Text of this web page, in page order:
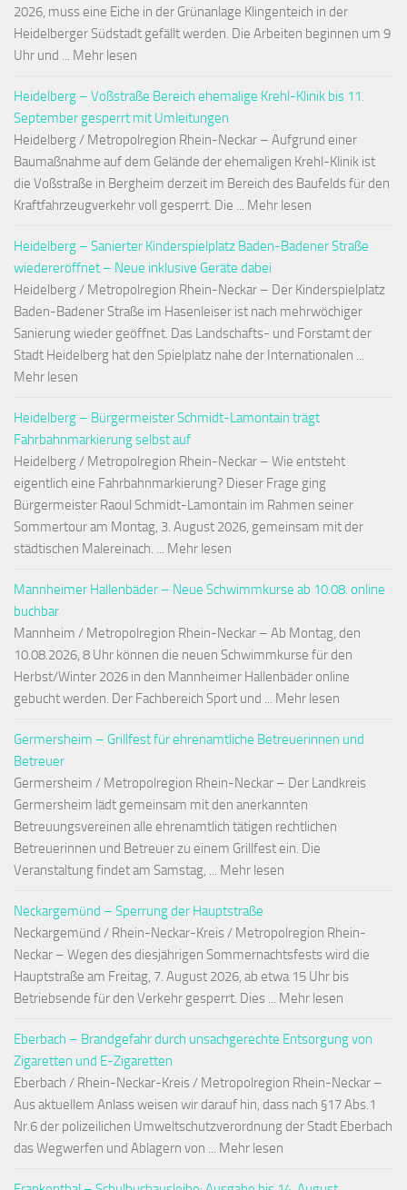
2026, muss eine Eiche in der Grünanlage Klingenteich in der
Heidelberger Südstadt gefällt werden. Die Arbeiten beginnen um 9
Uhr und ... Mehr lesen
Heidelberg – Voßstraße Bereich ehemalige Krehl-Klinik bis 11.
September gesperrt mit Umleitungen
Heidelberg / Metropolregion Rhein-Neckar – Aufgrund einer
Baumaßnahme auf dem Gelände der ehemaligen Krehl-Klinik ist
die Voßstraße in Bergheim derzeit im Bereich des Baufelds für den
Kraftfahrzeugverkehr voll gesperrt. Die ... Mehr lesen
Heidelberg – Sanierter Kinderspielplatz Baden-Badener Straße
wiedereröffnet – Neue inklusive Geräte dabei
Heidelberg / Metropolregion Rhein-Neckar – Der Kinderspielplatz
Baden-Badener Straße im Hasenleiser ist nach mehrwöchiger
Sanierung wieder geöffnet. Das Landschafts- und Forstamt der
Stadt Heidelberg hat den Spielplatz nahe der Internationalen ...
Mehr lesen
Heidelberg – Bürgermeister Schmidt-Lamontain trägt
Fahrbahnmarkierung selbst auf
Heidelberg / Metropolregion Rhein-Neckar – Wie entsteht
eigentlich eine Fahrbahnmarkierung? Dieser Frage ging
Bürgermeister Raoul Schmidt-Lamontain im Rahmen seiner
Sommertour am Montag, 3. August 2026, gemeinsam mit der
städtischen Malereinach. ... Mehr lesen
Mannheimer Hallenbäder – Neue Schwimmkurse ab 10.08. online
buchbar
Mannheim / Metropolregion Rhein-Neckar – Ab Montag, den
10.08.2026, 8 Uhr können die neuen Schwimmkurse für den
Herbst/Winter 2026 in den Mannheimer Hallenbäder online
gebucht werden. Der Fachbereich Sport und ... Mehr lesen
Germersheim – Grillfest für ehrenamtliche Betreuerinnen und
Betreuer
Germersheim / Metropolregion Rhein-Neckar – Der Landkreis
Germersheim lädt gemeinsam mit den anerkannten
Betreuungsvereinen alle ehrenamtlich tätigen rechtlichen
Betreuerinnen und Betreuer zu einem Grillfest ein. Die
Veranstaltung findet am Samstag, ... Mehr lesen
Neckargemünd – Sperrung der Hauptstraße
Neckargemünd / Rhein-Neckar-Kreis / Metropolregion Rhein-
Neckar – Wegen des diesjährigen Sommernachtsfests wird die
Hauptstraße am Freitag, 7. August 2026, ab etwa 15 Uhr bis
Betriebsende für den Verkehr gesperrt. Dies ... Mehr lesen
Eberbach – Brandgefahr durch unsachgerechte Entsorgung von
Zigaretten und E-Zigaretten
Eberbach / Rhein-Neckar-Kreis / Metropolregion Rhein-Neckar –
Aus aktuellem Anlass weisen wir darauf hin, dass nach §17 Abs.1
Nr.6 der polizeilichen Umweltschutzverordnung der Stadt Eberbach
das Wegwerfen und Ablagern von ... Mehr lesen